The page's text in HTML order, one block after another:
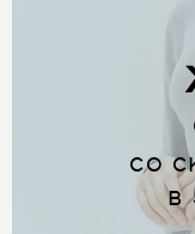
со
в